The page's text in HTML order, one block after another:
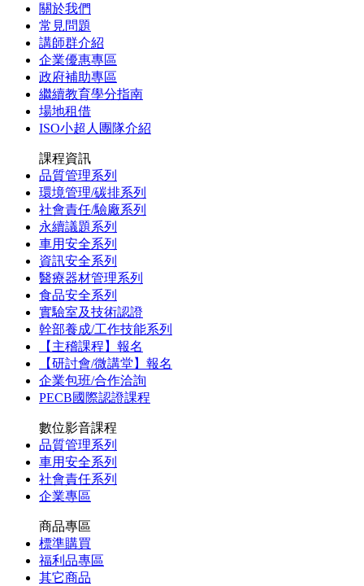
關於我們
常見問題
講師群介紹
企業優惠專區
政府補助專區
繼續教育學分指南
場地租借
ISO小超人團隊介紹
課程資訊
品質管理系列
環境管理/碳排系列
社會責任/驗廠系列
永續議題系列
車用安全系列
資訊安全系列
醫療器材管理系列
食品安全系列
實驗室及技術認證
幹部養成/工作技能系列
【主稽課程】報名
【研討會/微講堂】報名
企業包班/合作洽詢
PECB國際認證課程
數位影音課程
品質管理系列
車用安全系列
社會責任系列
企業專區
商品專區
標準購買
福利品專區
其它商品